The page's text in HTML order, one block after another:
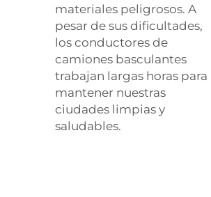
materiales peligrosos. A
pesar de sus dificultades,
los conductores de
camiones basculantes
trabajan largas horas para
mantener nuestras
ciudades limpias y
saludables.